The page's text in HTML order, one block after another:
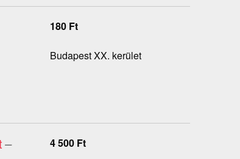
180 Ft
Budapest XX. kerület
–
4 500 Ft